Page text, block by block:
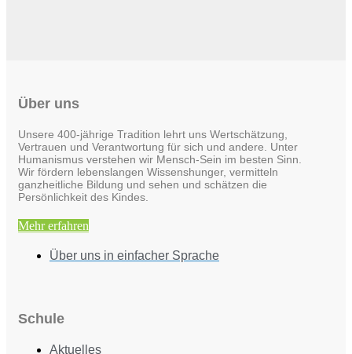
Über uns
Unsere 400-jährige Tradition lehrt uns Wertschätzung,
Vertrauen und Verantwortung für sich und andere. Unter
Humanismus verstehen wir Mensch-Sein im besten Sinn.
Wir fördern lebenslangen Wissenshunger, vermitteln
ganzheitliche Bildung und sehen und schätzen die
Persönlichkeit des Kindes.
Mehr erfahren
Über uns in einfacher Sprache
Schule
Aktuelles